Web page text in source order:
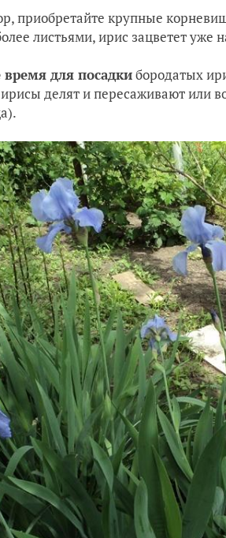
приобретайте крупные
листьями, ирис зацветет уже
для посадкибородатых
делят и пересаживают или